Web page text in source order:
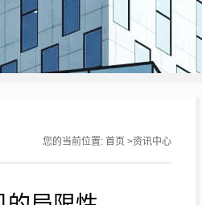
您的当前位置: 首页 >资讯中心